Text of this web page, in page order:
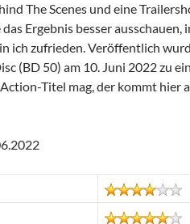
The Scenes und eine
Ergebnis besser ausschauen,
ich zufrieden. Veröffentlich
(BD 50) am 10. Juni 2022 zu
Titel mag, der kommt hier